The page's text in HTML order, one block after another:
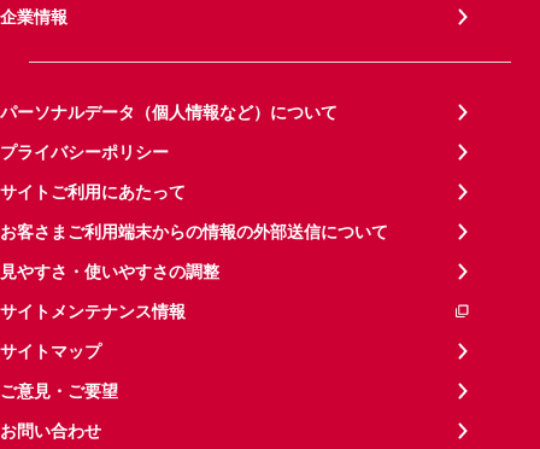
企業情報
パーソナルデータ（個人情報など）について
プライバシーポリシー
サイトご利用にあたって
お客さまご利用端末からの情報の外部送信について
見やすさ・使いやすさの調整
サイトメンテナンス情報
サイトマップ
ご意見・ご要望
お問い合わせ